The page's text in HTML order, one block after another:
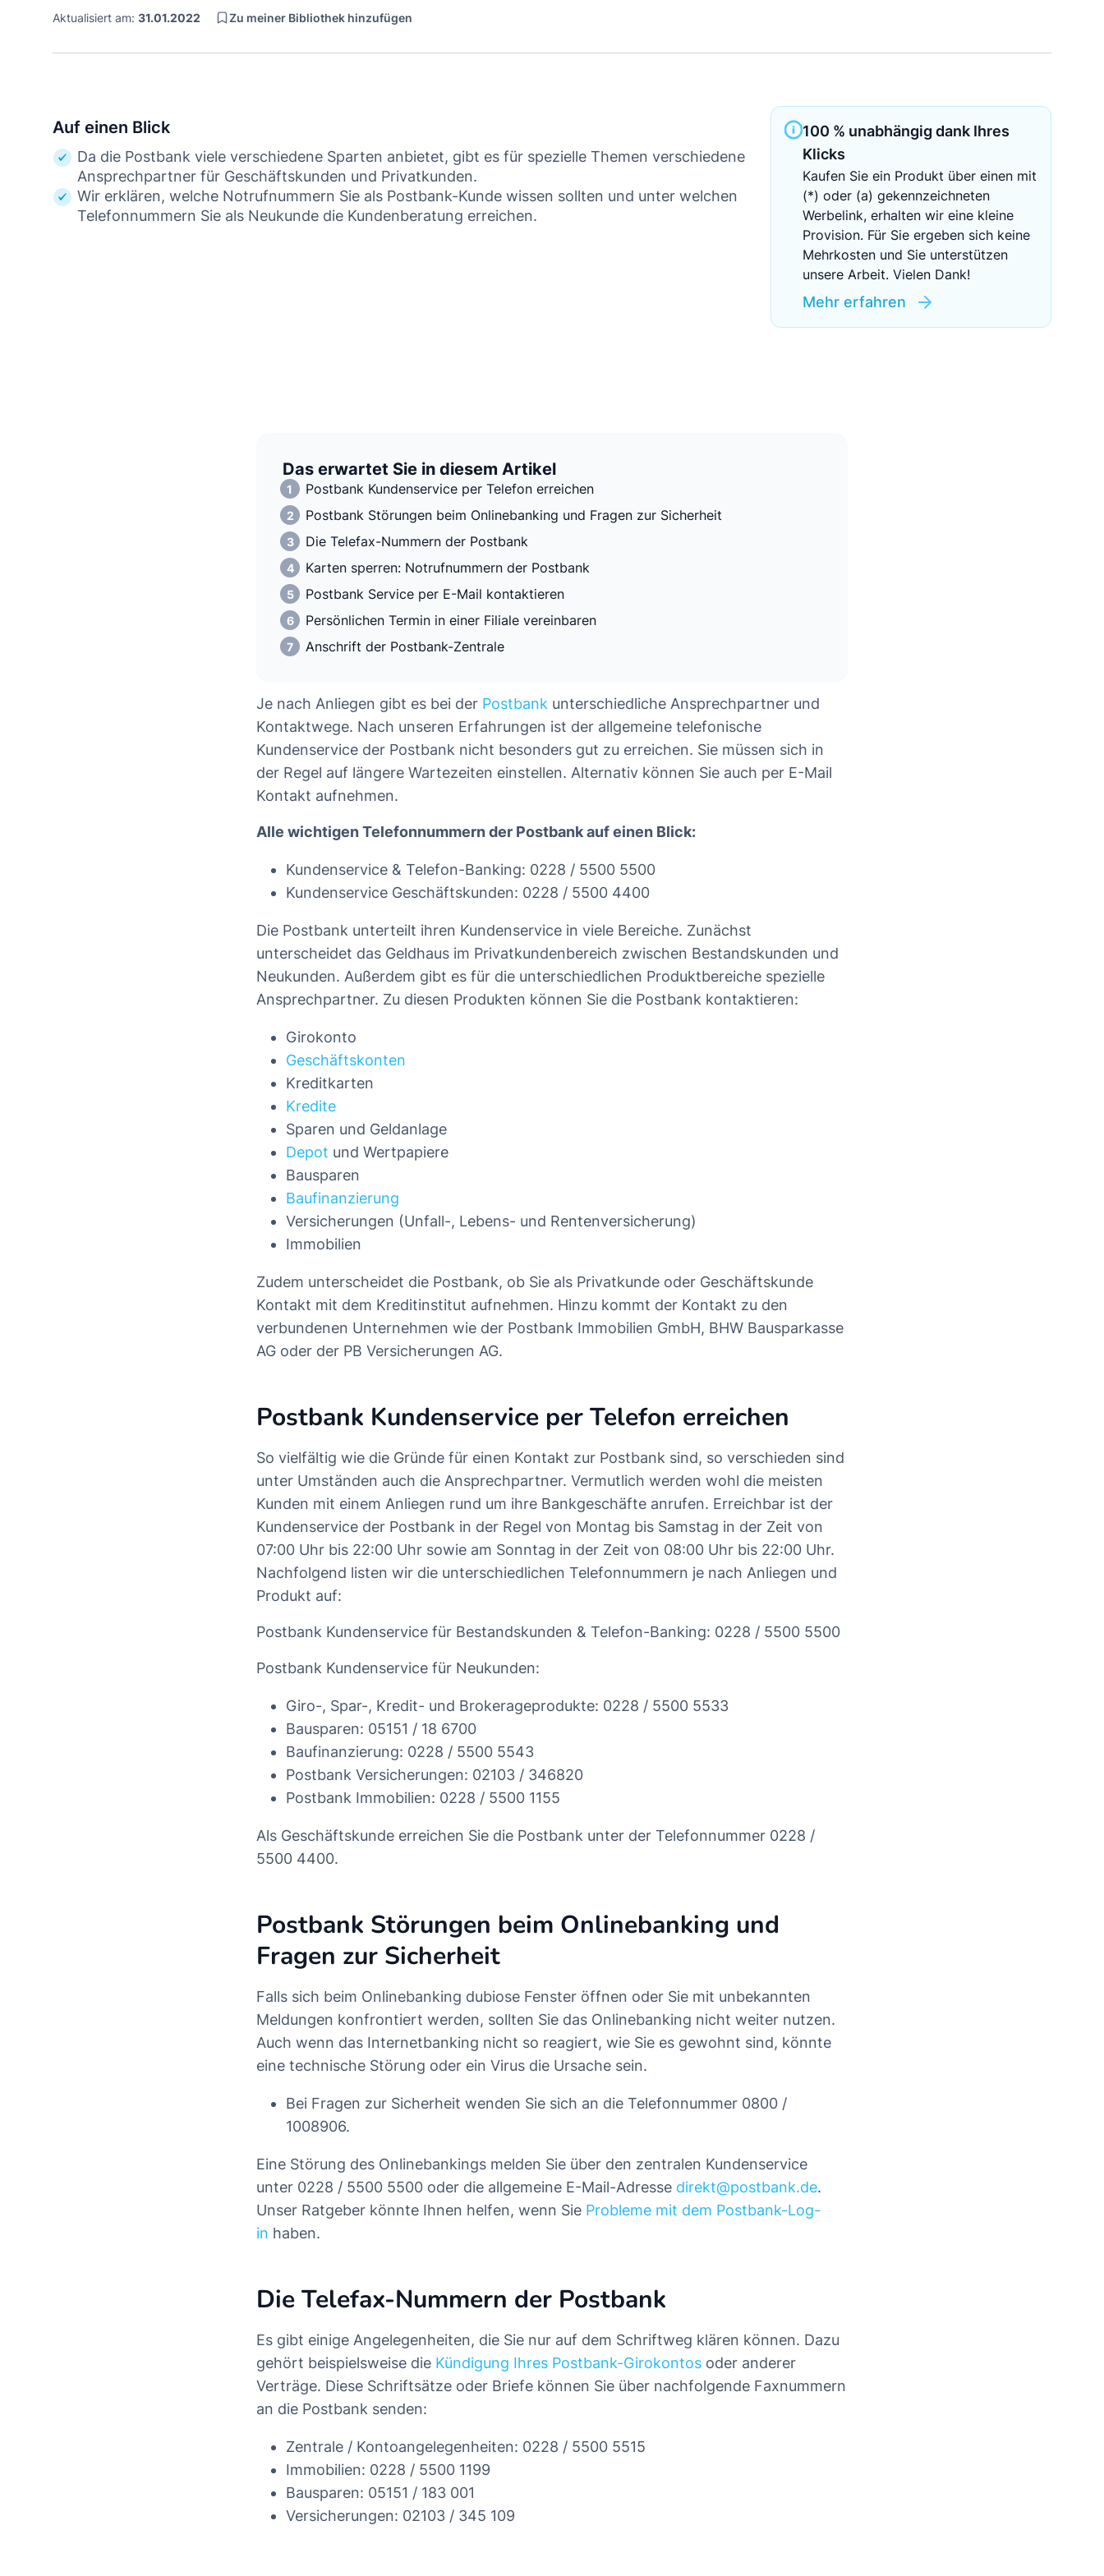
EZB-Leitzins
Aktualisiert am: 31.01.2022 Zu meiner Bibliothek hinzufügen
Auf einen Blick
Da die Postbank viele verschiedene Sparten anbietet, gibt es für spezielle Themen verschiedene
Ansprechpartner für Geschäftskunden und Privatkunden.
Wir erklären, welche Notrufnummern Sie als Postbank-Kunde wissen sollten und unter welchen
Telefonnummern Sie als Neukunde die Kundenberatung erreichen.
100 % unabhängig dank Ihres
Klicks
Kaufen Sie ein Produkt über einen mit
(*) oder (a) gekennzeichneten
Werbelink, erhalten wir eine kleine
Provision. Für Sie ergeben sich keine
Mehrkosten und Sie unterstützen
unsere Arbeit. Vielen Dank!
Mehr erfahren
Das erwartet Sie in diesem Artikel
Postbank Kundenservice per Telefon erreichen
Postbank Störungen beim Onlinebanking und Fragen zur Sicherheit
Die Telefax-Nummern der Postbank
Karten sperren: Notrufnummern der Postbank
Postbank Service per E-Mail kontaktieren
Persönlichen Termin in einer Filiale vereinbaren
Anschrift der Postbank-Zentrale
Je nach Anliegen gibt es bei der Postbank unterschiedliche Ansprechpartner und
Kontaktwege. Nach unseren Erfahrungen ist der allgemeine telefonische
Kundenservice der Postbank nicht besonders gut zu erreichen. Sie müssen sich in
der Regel auf längere Wartezeiten einstellen. Alternativ können Sie auch per E-Mail
Kontakt aufnehmen.
Alle wichtigen Telefonnummern der Postbank auf einen Blick:
Kundenservice & Telefon-Banking: 0228 / 5500 5500
Kundenservice Geschäftskunden: 0228 / 5500 4400
Die Postbank unterteilt ihren Kundenservice in viele Bereiche. Zunächst
unterscheidet das Geldhaus im Privatkundenbereich zwischen Bestandskunden und
Neukunden. Außerdem gibt es für die unterschiedlichen Produktbereiche spezielle
Ansprechpartner. Zu diesen Produkten können Sie die Postbank kontaktieren:
Girokonto
Geschäftskonten
Kreditkarten
Kredite
Sparen und Geldanlage
Depot und Wertpapiere
Bausparen
Baufinanzierung
Versicherungen (Unfall-, Lebens- und Rentenversicherung)
Immobilien
Zudem unterscheidet die Postbank, ob Sie als Privatkunde oder Geschäftskunde
Kontakt mit dem Kreditinstitut aufnehmen. Hinzu kommt der Kontakt zu den
verbundenen Unternehmen wie der Postbank Immobilien GmbH, BHW Bausparkasse
AG oder der PB Versicherungen AG.
Postbank Kundenservice per Telefon erreichen
So vielfältig wie die Gründe für einen Kontakt zur Postbank sind, so verschieden sind
unter Umständen auch die Ansprechpartner. Vermutlich werden wohl die meisten
Kunden mit einem Anliegen rund um ihre Bankgeschäfte anrufen. Erreichbar ist der
Kundenservice der Postbank in der Regel von Montag bis Samstag in der Zeit von
07:00 Uhr bis 22:00 Uhr sowie am Sonntag in der Zeit von 08:00 Uhr bis 22:00 Uhr.
Nachfolgend listen wir die unterschiedlichen Telefonnummern je nach Anliegen und
Produkt auf:
Postbank Kundenservice für Bestandskunden & Telefon-Banking: 0228 / 5500 5500
Postbank Kundenservice für Neukunden:
Giro-, Spar-, Kredit- und Brokerageprodukte: 0228 / 5500 5533
Bausparen: 05151 / 18 6700
Baufinanzierung: 0228 / 5500 5543
Postbank Versicherungen: 02103 / 346820
Postbank Immobilien: 0228 / 5500 1155
Als Geschäftskunde erreichen Sie die Postbank unter der Telefonnummer 0228 /
5500 4400.
Postbank Störungen beim Onlinebanking und
Fragen zur Sicherheit
Falls sich beim Onlinebanking dubiose Fenster öffnen oder Sie mit unbekannten
Meldungen konfrontiert werden, sollten Sie das Onlinebanking nicht weiter nutzen.
Auch wenn das Internetbanking nicht so reagiert, wie Sie es gewohnt sind, könnte
eine technische Störung oder ein Virus die Ursache sein.
Bei Fragen zur Sicherheit wenden Sie sich an die Telefonnummer 0800 /
1008906.
Eine Störung des Onlinebankings melden Sie über den zentralen Kundenservice
unter 0228 / 5500 5500 oder die allgemeine E-Mail-Adresse direkt@postbank.de.
Unser Ratgeber könnte Ihnen helfen, wenn Sie Probleme mit dem Postbank-Log-
in haben.
Die Telefax-Nummern der Postbank
Es gibt einige Angelegenheiten, die Sie nur auf dem Schriftweg klären können. Dazu
gehört beispielsweise die Kündigung Ihres Postbank-Girokontos oder anderer
Verträge. Diese Schriftsätze oder Briefe können Sie über nachfolgende Faxnummern
an die Postbank senden:
Zentrale / Kontoangelegenheiten: 0228 / 5500 5515
Immobilien: 0228 / 5500 1199
Bausparen: 05151 / 183 001
Versicherungen: 02103 / 345 109